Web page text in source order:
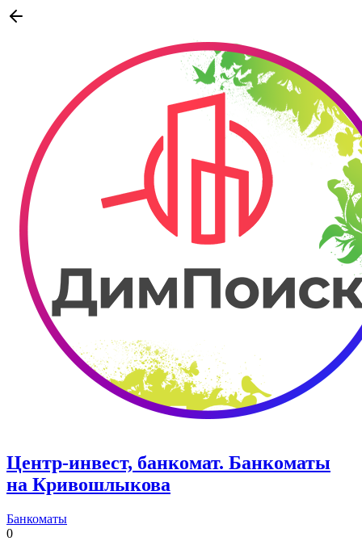
Центр-инвест, банкомат. Банкоматы
на Кривошлыкова
Банкоматы
0